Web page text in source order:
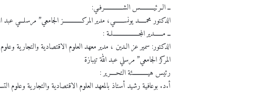
ــ الـرئيـــــــــس الشــــــــــــرفـي:
الدكتور محمـــــد يونســـــــي، مدير المركــــــــــــز الجامعي” مرسلـــي عبد
ــ مــــــدير المجـــــــــــــــــلـة :
الدكتور: سمير عز الـدين ، مدير معهد العلوم الاقتصادية والتجارية
المركز الجامعي” مرسلي عبد اللهّ تيبازة
رئيس هيــــــــــئة التحــــرير :
أ.د. بوعافية رشيد أستاذ بالمعهد العلوم الاقتصادية والتجارية وعلوم